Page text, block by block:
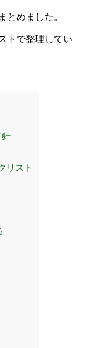
とめました。
トで整理してい
針
リスト